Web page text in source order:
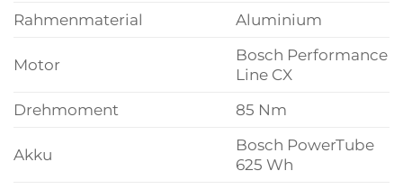
Rahmenmaterial
Aluminium
Motor
Bosch Performance
Line CX
Drehmoment
85 Nm
Akku
Bosch PowerTube
625 Wh